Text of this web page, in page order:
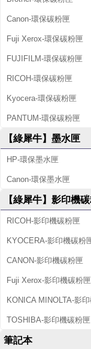
Canon-環保碳粉匣
Fuji Xerox-環保碳粉匣
FUJIFILM-環保碳粉匣
RICOH-環保碳粉匣
Kyocera-環保碳粉匣
PANTUM-環保碳粉匣
【綠犀牛】墨水匣
HP-環保墨水匣
Canon-環保墨水匣
【綠犀牛】影印機
RICOH-影印機碳粉匣
KYOCERA-影印機碳粉
CANON-影印機碳粉匣
Fuji Xerox-影印機碳粉匣
KONICA MINOLTA-影
TOSHIBA-影印機碳粉匣
筆記本